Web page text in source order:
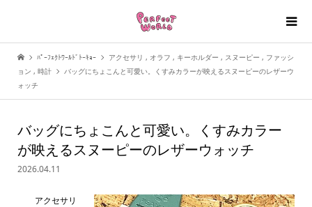
ﾊﾟｰﾌｪｸﾄﾜｰﾙﾄﾞﾄｰｷｮｰ アクセサリ , オラフ , キーホルダー , スヌーピー , ファッシ
ョン , 時計
バッグにちょこんと可愛い。くすみカラーが映えるスヌーピーのレザーウ
ォッチ
バッグにちょこんと可愛い。くすみカラー
が映えるスヌーピーのレザーウォッチ
2026.04.11
アクセサリ